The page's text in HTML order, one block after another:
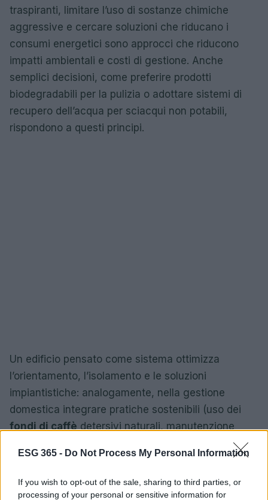
ESG 365 - Do Not Process My Personal Information
If you wish to opt-out of the sale, sharing to third parties, or
processing of your personal or sensitive information for
traspiranti, limitare l’uso di sostanze chimiche
aggressive e cercare soluzioni che riducano i
consumi energetici sono approcci che riducono
impatti ambientali e costi di gestione. Anche
semplici decisioni, come preferire prodotti
biodegradabili per la pulizia o adottare sistemi di
recupero dell’acqua per sciacqui non potabili,
rispondono a questi principi.
Un edificio pensato come sistema ottimizza
l’orientamento, l’isolamento e le soluzioni
impiantistiche: analogamente, nella gestione
domestica integrare pratiche sostenibili (uso dei
fondi di caffèdetersivi naturali, manutenzione
preventiva) contribuisce a un ciclo virtuoso. Queste
scelte mantengono performance dell’impianto,
proteggono la qualità dell’aria interna e favoriscono
una riduzione dei rifiuti organici attraverso il